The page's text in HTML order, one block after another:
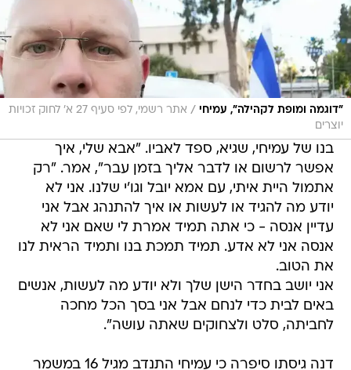
"דוגמה ומופת לקהילה", עמיחי /
אתר רשמי, לפי סעיף 27 א' לחוק זכויות
יוצרים
בנו של עמיחי, שגיא, ספד לאביו. "אבא שלי, איך
אפשר לרשום או לדבר אליך בזמן עבר", אמר. "רק
אתמול היית איתי, עם אמא יובל וגו'י שלנו. אני לא
יודע מה להגיד או לעשות או איך להתנהג אבל אני
עדיין אנסה - כי אתה תמיד אמרת לי שאם אני לא
אנסה אני לא אדע. תמיד תמכת בנו ותמיד הראית לנו
את הטוב.
אני יושב בחדר הישן שלך ולא יודע מה לעשות, אנשים
באים לבית כדי לנחם אבל אני בסך הכל מחכה
לחביתה, סלט ולצחוקים שאתה עושה".
דנה גיסתו סיפרה כי עמיחי התנדב מגיל 16 במשמר